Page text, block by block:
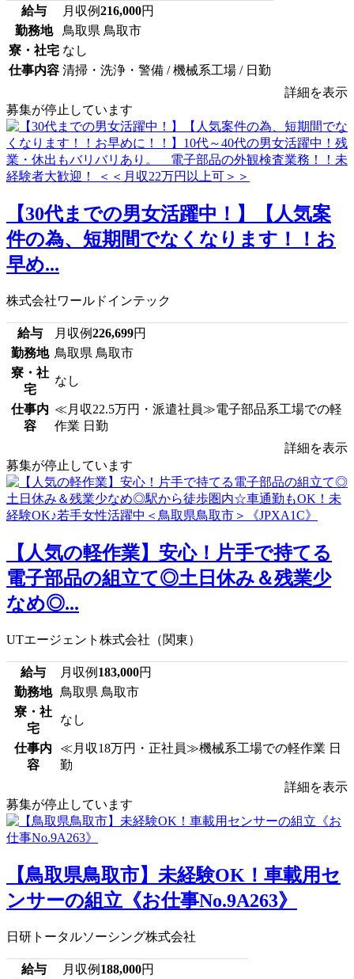
給与 月収例216,000円
勤務地
鳥取県 鳥取市
寮・社宅 なし
仕事内容 清掃・洗浄・警備 / 機械系工場 / 日勤
詳細を表示
募集が停止しています
【30代までの男女活躍中！】【人気案
件の為、短期間でなくなります！！お
早め...
株式会社ワールドインテック
給与 月収例226,699円
勤務地 鳥取県 鳥取市
寮・社
宅
なし
仕事内
容
≪月収22.5万円・派遣社員≫電子部品系工場での軽
作業 日勤
詳細を表示
募集が停止しています
【人気の軽作業】安心！片手で持てる
電子部品の組立て◎土日休み＆残業少
なめ◎...
UTエージェント株式会社（関東）
給与 月収例 183,000円
勤務地
鳥取県 鳥取市
寮・社
宅
なし
仕事内
容
≪月収18万円・正社員≫機械系工場での軽作業 日
勤
詳細を表示
募集が停止しています
【鳥取県鳥取市】未経験OK！車載用セ
ンサーの組立《お仕事No.9A263》
日研トータルソーシング株式会社
給与 月収例 188,000円